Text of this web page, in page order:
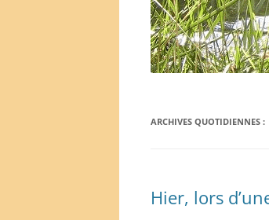
ARCHIVES QUOTIDIENNES :
Hier, lors